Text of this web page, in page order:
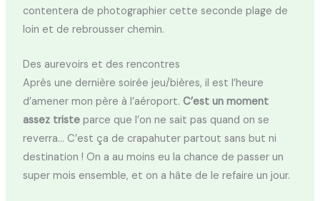
contentera de photographier cette seconde plage de
loin et de rebrousser chemin.
Des aurevoirs et des rencontres
Après une dernière soirée jeu/bières, il est l’heure
d’amener mon père à l’aéroport. C’est un moment
assez tristeparce que l’on ne sait pas quand on se
reverra… C’est ça de crapahuter partout sans but ni
destination ! On a au moins eu la chance de passer un
super mois ensemble, et on a hâte de le refaire un jour.